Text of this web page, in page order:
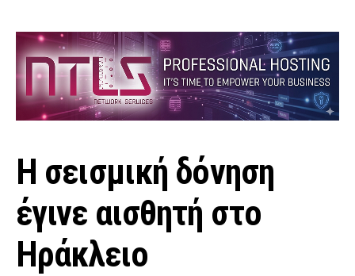
Η σεισμική δόνηση
έγινε αισθητή στο
Ηράκλειο